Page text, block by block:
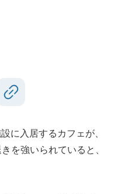
に入居するカフェが、
を強いられていると、